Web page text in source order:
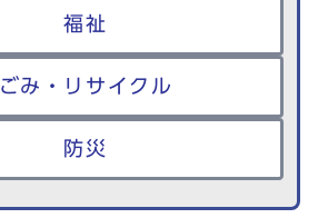
福祉
ごみ・リサイクル
防災